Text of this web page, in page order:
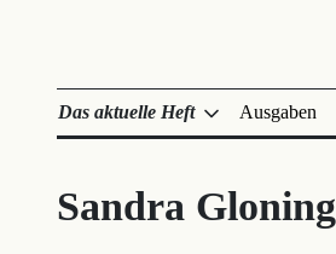
Das aktuelle Heft Ausgaben
Sandra Gloning